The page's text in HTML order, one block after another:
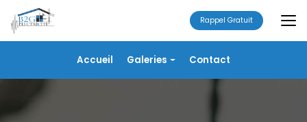
au
contenu
principal
Accueil Galeries Contact
Rappel Gratuit